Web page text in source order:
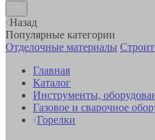
Назад
Популярные категории
Отделочные материалы
Главная
Каталог
Инструменты,
Газовое и сварочное
Горелки